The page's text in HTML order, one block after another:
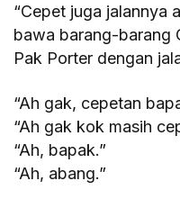
“Cepet juga jalannya
bawa barang-barang
Pak Porter dengan
“Ah gak, cepetan
“Ah gak kok masih
“Ah, bapak.”
“Ah, abang.”